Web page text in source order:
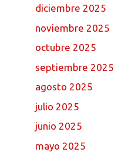
diciembre 2025
noviembre 2025
octubre 2025
septiembre 2025
agosto 2025
julio 2025
junio 2025
mayo 2025